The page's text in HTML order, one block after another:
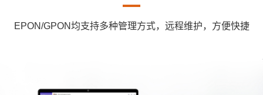
EPON/GPON均支持多种管理方式，远程维护，方便快捷